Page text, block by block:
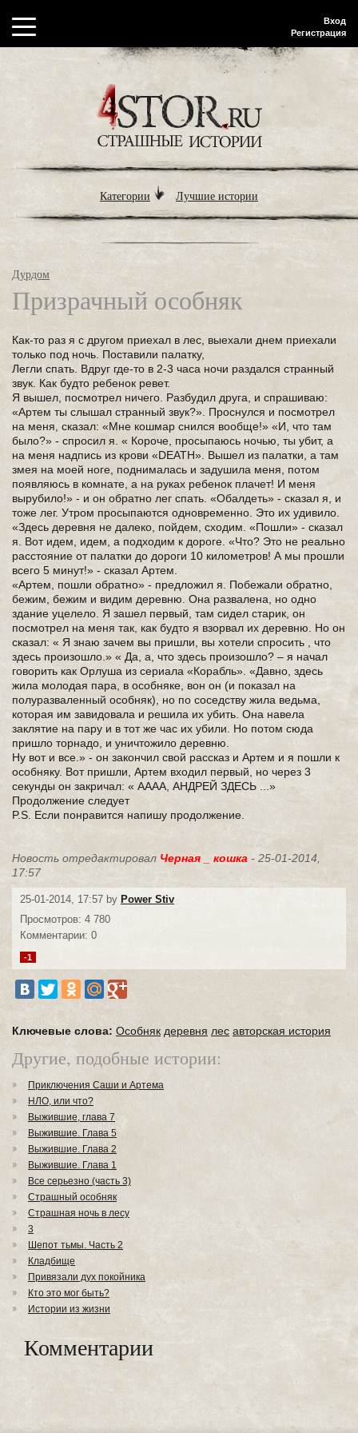
Вход
Регистрация
Категории Лучшие истории
Дурдом
Призрачный особняк
Как-то раз я с другом приехал в лес, выехали днем приехали
только под ночь. Поставили палатку,
Легли спать. Вдруг где-то в 2-3 часа ночи раздался странный
звук. Как будто ребенок ревет.
Я вышел, посмотрел ничего. Разбудил друга, и спрашиваю:
«Артем ты слышал странный звук?». Проснулся и посмотрел
на меня, сказал: «Мне кошмар снился вообще!» «И, что там
было?» - спросил я. « Короче, просыпаюсь ночью, ты убит, а
на меня надпись из крови «DEATH». Вышел из палатки, а там
змея на моей ноге, поднималась и задушила меня, потом
появляюсь в комнате, а на руках ребенок плачет! И меня
вырубило!» - и он обратно лег спать. «Обалдеть» - сказал я, и
тоже лег. Утром просыпаются одновременно. Это их удивило.
«Здесь деревня не далеко, пойдем, сходим. «Пошли» - сказал
я. Вот идем, идем, а подходим к дороге. «Что? Это не реально
расстояние от палатки до дороги 10 километров! А мы прошли
всего 5 минут!» - сказал Артем.
«Артем, пошли обратно» - предложил я. Побежали обратно,
бежим, бежим и видим деревню. Она развалена, но одно
здание уцелело. Я зашел первый, там сидел старик, он
посмотрел на меня так, как будто я взорвал их деревню. Но он
сказал: « Я знаю зачем вы пришли, вы хотели спросить , что
здесь произошло.» « Да, а, что здесь произошло? – я начал
говорить как Орлуша из сериала «Корабль». «Давно, здесь
жила молодая пара, в особняке, вон он (и показал на
полуразваленный особняк), но по соседству жила ведьма,
которая им завидовала и решила их убить. Она навела
заклятие на пару и в тот же час их убили. Но потом сюда
пришло торнадо, и уничтожило деревню.
Ну вот и все.» - он закончил свой рассказ и Артем и я пошли к
особняку. Вот пришли, Артем входил первый, но через 3
секунды он закричал: « АААА, АНДРЕЙ ЗДЕСЬ ...»
Продолжение следует
P.S. Если понравится напишу продолжение.
Новость отредактировал Черная _ кошка - 25-01-2014,
17:57
25-01-2014, 17:57 by Power Stiv
Просмотров: 4 780
Комментарии: 0
-1
Ключевые слова: Особняк деревня лес авторская история
Другие, подобные истории:
Приключения Саши и Артема
НЛО, или что?
Выжившие, глава 7
Выжившие. Глава 5
Выжившие. Глава 2
Выжившие. Глава 1
Все серьезно (часть 3)
Страшный особняк
Страшная ночь в лесу
3
Шепот тьмы. Часть 2
Кладбище
Привязали дух покойника
Кто это мог быть?
Истории из жизни
Комментарии